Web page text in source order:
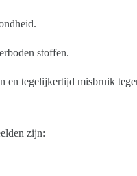
stoffen.
en tegelijkertijd misbruik
zijn: